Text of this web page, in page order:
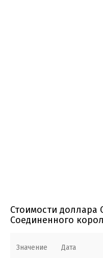
Стоимости доллара
Соединенного
Значение Дата